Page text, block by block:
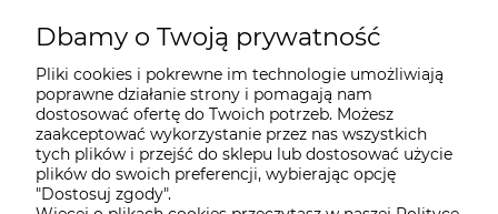
Moje konto
Płatności i dostawa
Informacje
Dbamy o Twoją prywatność
Pliki cookies i pokrewne im technologie umożliwiają
poprawne działanie strony i pomagają nam
dostosować ofertę do Twoich potrzeb. Możesz
zaakceptować wykorzystanie przez nas wszystkich
tych plików i przejść do sklepu lub dostosować użycie
plików do swoich preferencji, wybierając opcję
"Dostosuj zgody".